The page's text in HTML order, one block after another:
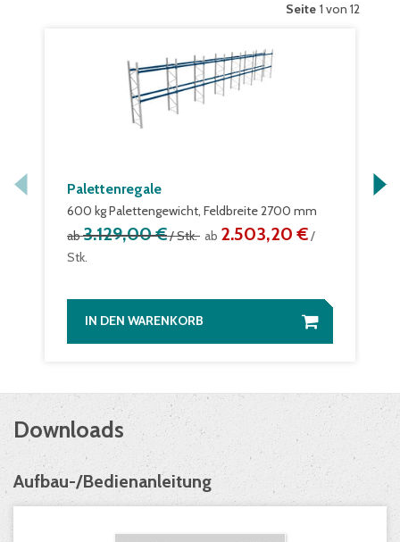
Seite 1 von 12
Palettenregale
600 kg Palettengewicht, Feldbreite 2700 mm
ab3.129,00 €/ Stk. ab 2.503,20 €/
Stk.
IN DEN WARENKORB
Downloads
Aufbau-/Bedienanleitung